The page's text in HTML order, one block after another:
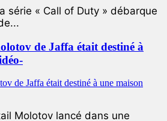
série « Call of Duty » débarque
de Jaffa était destiné à
Molotov lancé dans une